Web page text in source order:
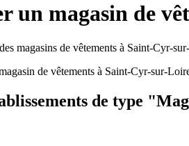
un magasin de
magasins de vêtements à Saint-Cyr-
de vêtements à Saint-Cyr-sur-
de type